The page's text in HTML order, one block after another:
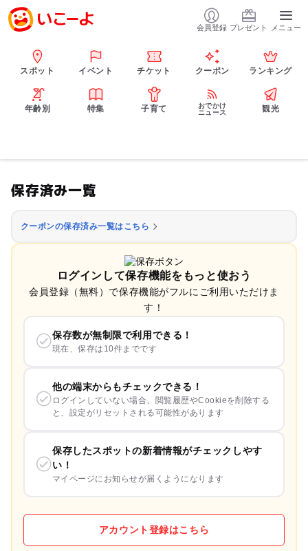
会員登録 プレゼント メニュー
スポット イベント チケット クーポン ランキング
年齢別 特集 子育て
おでかけ
ニュース
観光
保存済み一覧
クーポンの保存済み一覧はこちら
ログインして保存機能をもっと使おう
会員登録（無料）で保存機能がフルにご利用いただけま
す！
保存数が無制限で利用できる！
現在、保存は10件までです
他の端末からもチェックできる！
ログインしていない場合、閲覧履歴やCookieを削除する
と、設定がリセットされる可能性があります
保存したスポットの新着情報がチェックしやす
い！
マイページにお知らせが届くようになります
アカウント登録はこちら